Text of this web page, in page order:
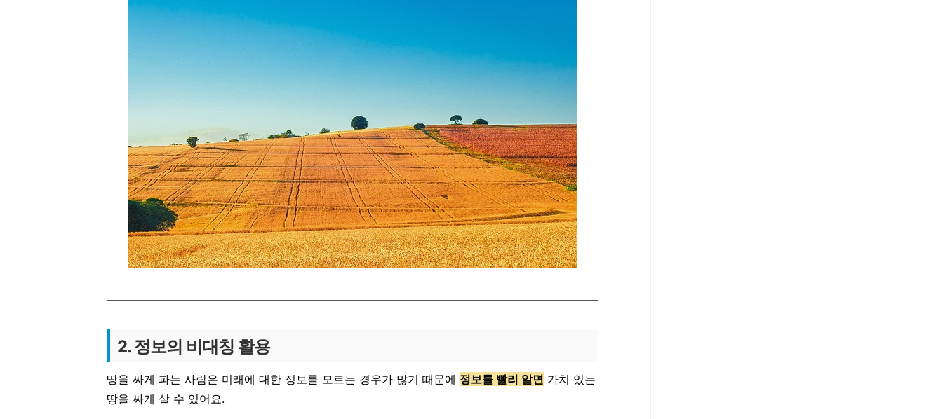
2. 정보의 비대칭 활용
땅을 싸게 파는 사람은 미래에 대한 정보를 모르는 경우가 많기 때문에 정보를 빨리 알면 가치 있는
땅을 싸게 살 수 있어요.